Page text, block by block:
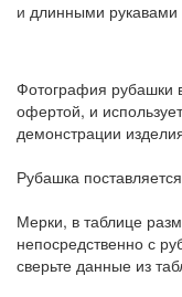
и длинными рукавами
Фотография рубашки
офертой, и
демонстрации
Рубашка
Мерки, в таблице
непосредственно с
сверьте данные из